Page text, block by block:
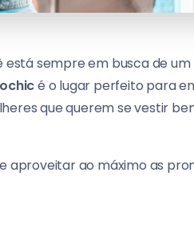
sempre em busca de um
é o lugar perfeito para
que querem se vestir
aproveitar ao máximo as